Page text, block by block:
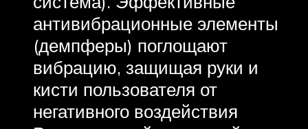
антивибрационные элементы
(демпферы) поглощают
вибрацию, защищая руки и
кисти пользователя от
негативного воздействия